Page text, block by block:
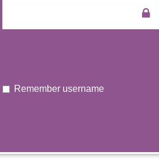
Remember username